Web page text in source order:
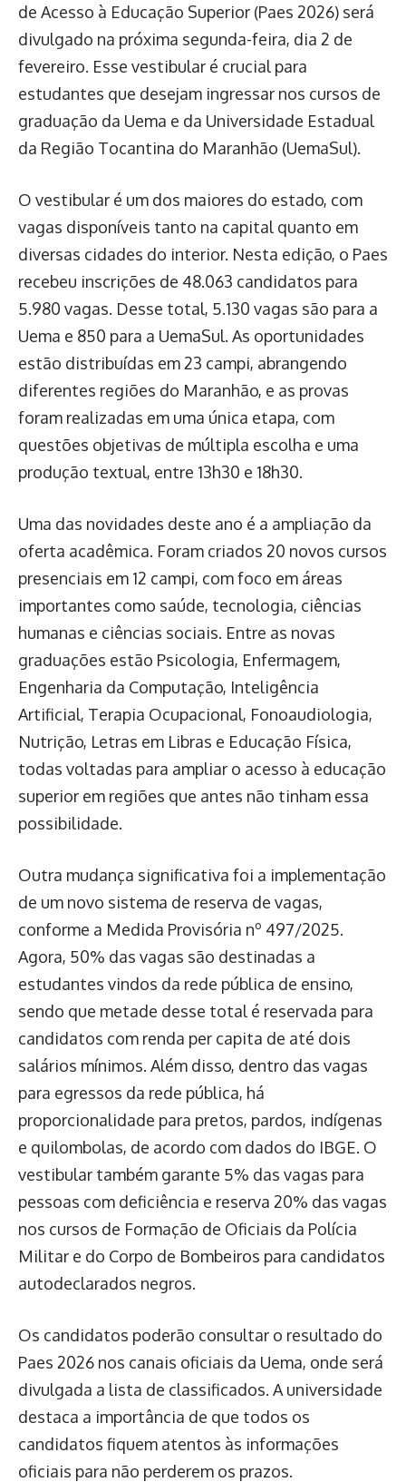
de Acesso à Educação Superior (Paes 2026) será
divulgado na próxima segunda-feira, dia 2 de
fevereiro. Esse vestibular é crucial para
estudantes que desejam ingressar nos cursos de
graduação da Uema e da Universidade Estadual
da Região Tocantina do Maranhão (UemaSul).
O vestibular é um dos maiores do estado, com
vagas disponíveis tanto na capital quanto em
diversas cidades do interior. Nesta edição, o Paes
recebeu inscrições de 48.063 candidatos para
5.980 vagas. Desse total, 5.130 vagas são para a
Uema e 850 para a UemaSul. As oportunidades
estão distribuídas em 23 campi, abrangendo
diferentes regiões do Maranhão, e as provas
foram realizadas em uma única etapa, com
questões objetivas de múltipla escolha e uma
produção textual, entre 13h30 e 18h30.
Uma das novidades deste ano é a ampliação da
oferta acadêmica. Foram criados 20 novos cursos
presenciais em 12 campi, com foco em áreas
importantes como saúde, tecnologia, ciências
humanas e ciências sociais. Entre as novas
graduações estão Psicologia, Enfermagem,
Engenharia da Computação, Inteligência
Artificial, Terapia Ocupacional, Fonoaudiologia,
Nutrição, Letras em Libras e Educação Física,
todas voltadas para ampliar o acesso à educação
superior em regiões que antes não tinham essa
possibilidade.
Outra mudança significativa foi a implementação
de um novo sistema de reserva de vagas,
conforme a Medida Provisória nº 497/2025.
Agora, 50% das vagas são destinadas a
estudantes vindos da rede pública de ensino,
sendo que metade desse total é reservada para
candidatos com renda per capita de até dois
salários mínimos. Além disso, dentro das vagas
para egressos da rede pública, há
proporcionalidade para pretos, pardos, indígenas
e quilombolas, de acordo com dados do IBGE. O
vestibular também garante 5% das vagas para
pessoas com deficiência e reserva 20% das vagas
nos cursos de Formação de Oficiais da Polícia
Militar e do Corpo de Bombeiros para candidatos
autodeclarados negros.
Os candidatos poderão consultar o resultado do
Paes 2026 nos canais oficiais da Uema, onde será
divulgada a lista de classificados. A universidade
destaca a importância de que todos os
candidatos fiquem atentos às informações
oficiais para não perderem os prazos.